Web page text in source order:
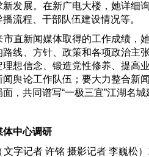
发展。在新广电大楼，她详细
流程、干部队伍建设情况等。
直新闻媒体取得的工作成绩，
线、方针、政策和各项政治主
想信念、锻造党性修养、提高
闻舆论工作队伍；要大力整合新
，共同谱写“一极三宜”江湖名城
中心调研
文字记者 许铭 摄影记者 李巍松